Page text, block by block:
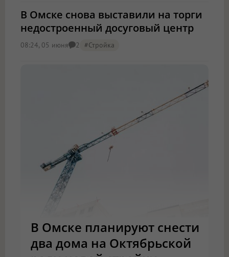
В Омске снова выставили на торги
недостроенный досуговый центр
08:24, 05 июня 2 #стройка
В Омске планируют снести
два дома на Октябрьской